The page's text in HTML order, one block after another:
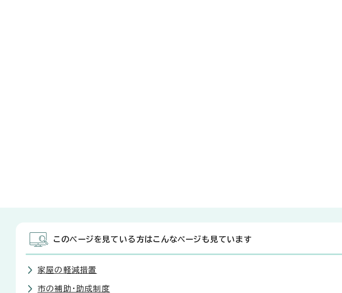
このページを見ている方はこんなページも見ています
家屋の軽減措置
市の補助・助成制度